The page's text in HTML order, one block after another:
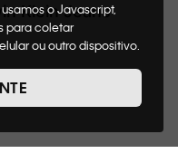
o Javascript,
para coletar
ou outro dispositivo.
usaremos e quais
os dados
você visita nosso site,
específica para
Klein Jeans